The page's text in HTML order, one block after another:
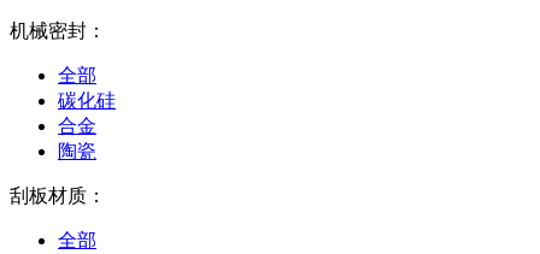
机械密封：
全部
碳化硅
合金
陶瓷
刮板材质：
全部